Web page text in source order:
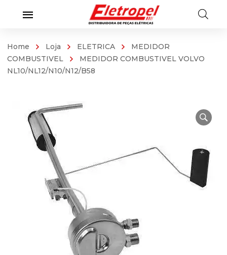
Home Loja ELETRICA
MEDIDOR
COMBUSTIVEL
MEDIDOR COMBUSTIVEL VOLVO
NL10/NL12/N10/N12/B58